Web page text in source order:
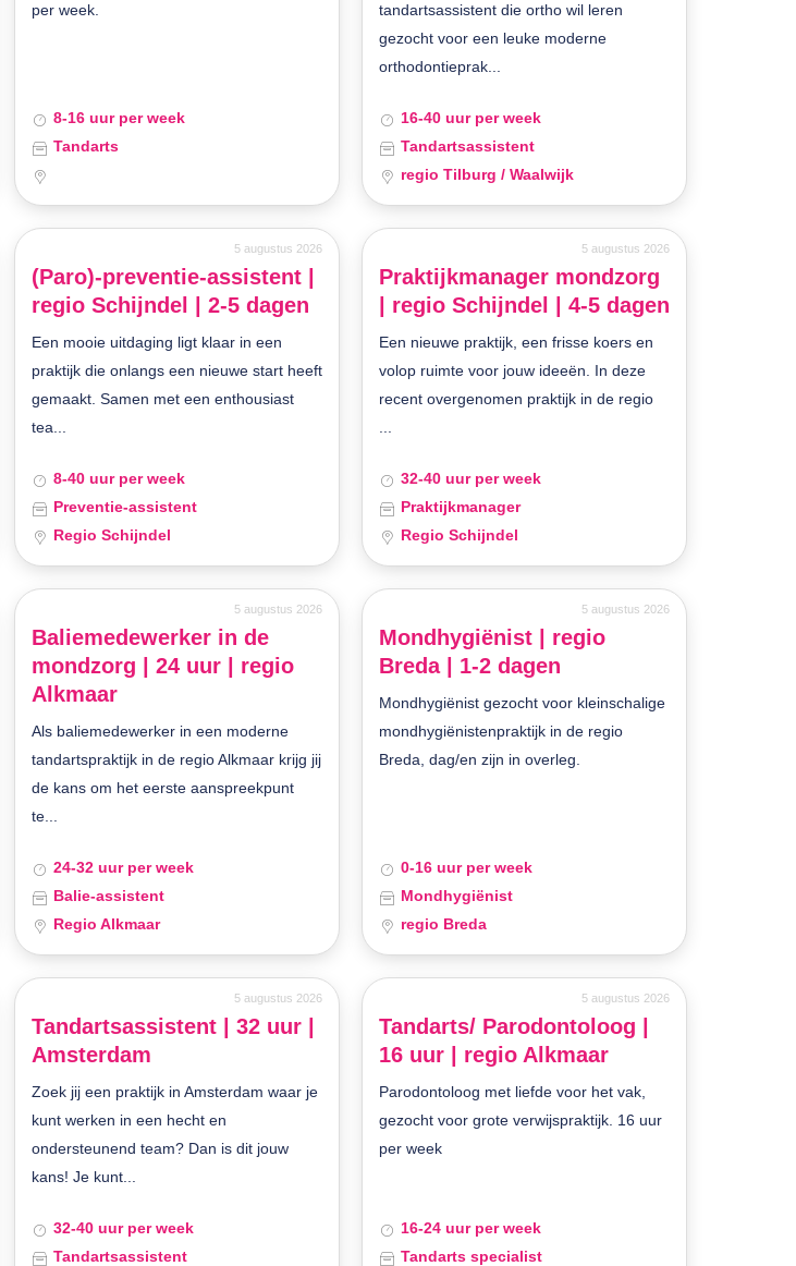
per week.
8-16 uur per week
Tandarts
tandartsassistent die ortho wil leren
gezocht voor een leuke moderne
orthodontieprak...
16-40 uur per week
Tandartsassistent
regio Tilburg / Waalwijk
5 augustus 2026
(Paro)-preventie-assistent |
regio Schijndel | 2-5 dagen
Een mooie uitdaging ligt klaar in een
praktijk die onlangs een nieuwe start heeft
gemaakt. Samen met een enthousiast
tea...
8-40 uur per week
Preventie-assistent
Regio Schijndel
5 augustus 2026
Praktijkmanager mondzorg
| regio Schijndel | 4-5 dagen
Een nieuwe praktijk, een frisse koers en
volop ruimte voor jouw ideeën. In deze
recent overgenomen praktijk in de regio
32-40 uur per week
Praktijkmanager
Regio Schijndel
5 augustus 2026
Baliemedewerker in de
mondzorg | 24 uur | regio
Alkmaar
Als baliemedewerker in een moderne
tandartspraktijk in de regio Alkmaar krijg jij
de kans om het eerste aanspreekpunt
te...
24-32 uur per week
Balie-assistent
Regio Alkmaar
5 augustus 2026
Mondhygiënist | regio
Breda | 1-2 dagen
Mondhygiënist gezocht voor kleinschalige
mondhygiënistenpraktijk in de regio
Breda, dag/en zijn in overleg.
0-16 uur per week
Mondhygiënist
regio Breda
5 augustus 2026
Tandartsassistent | 32 uur |
Amsterdam
Zoek jij een praktijk in Amsterdam waar je
kunt werken in een hecht en
ondersteunend team? Dan is dit jouw
kans! Je kunt...
32-40 uur per week
Tandartsassistent
5 augustus 2026
Tandarts/ Parodontoloog |
16 uur | regio Alkmaar
Parodontoloog met liefde voor het vak,
gezocht voor grote verwijspraktijk. 16 uur
per week
16-24 uur per week
Tandarts specialist